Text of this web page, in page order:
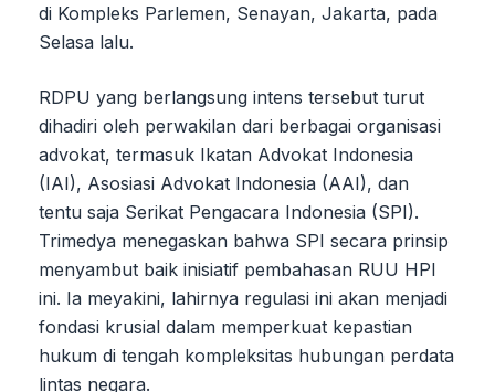
di Kompleks Parlemen, Senayan, Jakarta, pada
Selasa lalu.
RDPU yang berlangsung intens tersebut turut
dihadiri oleh perwakilan dari berbagai organisasi
advokat, termasuk Ikatan Advokat Indonesia
(IAI), Asosiasi Advokat Indonesia (AAI), dan
tentu saja Serikat Pengacara Indonesia (SPI).
Trimedya menegaskan bahwa SPI secara prinsip
menyambut baik inisiatif pembahasan RUU HPI
ini. Ia meyakini, lahirnya regulasi ini akan menjadi
fondasi krusial dalam memperkuat kepastian
hukum di tengah kompleksitas hubungan perdata
lintas negara.